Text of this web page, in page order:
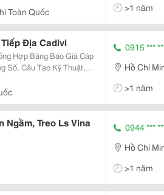
Toàn Quốc
>1 năm
Địa Cadivi
Số, Cấu Tạo Kỹ Thuật,
0915 ***
Hồ Chí
>1 năm
Ngầm, Treo Ls Vina
0944 ***
Hồ Chí
>1 năm